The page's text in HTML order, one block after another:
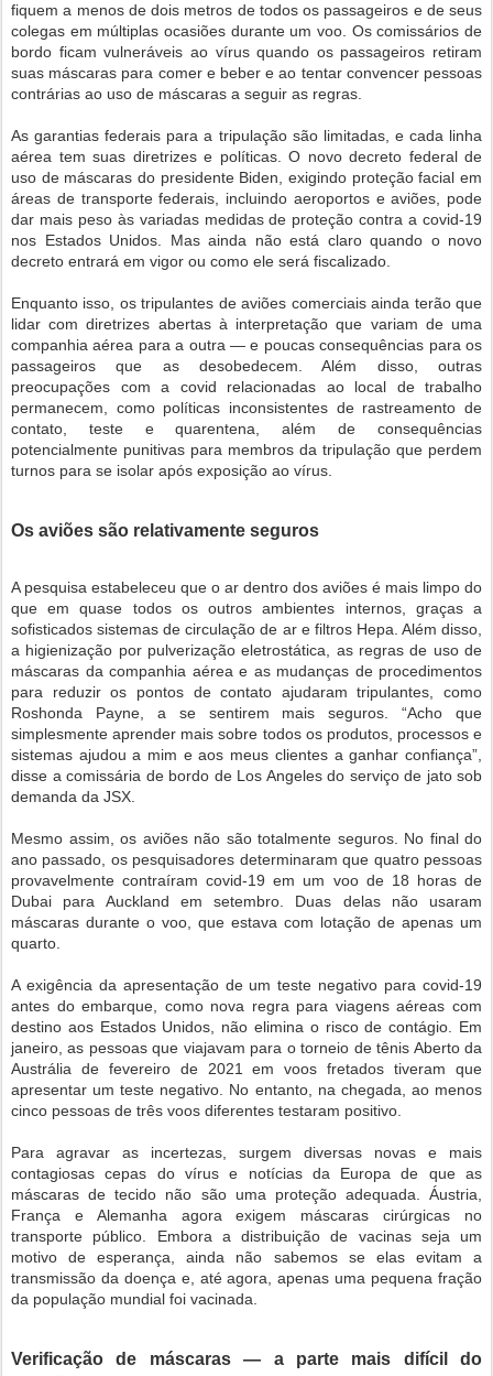
fiquem a menos de dois metros de todos os passageiros e de seus
colegas em múltiplas ocasiões durante um voo. Os comissários de
bordo ficam vulneráveis ao vírus quando os passageiros retiram
suas máscaras para comer e beber e ao tentar convencer pessoas
contrárias ao uso de máscaras a seguir as regras.
As garantias federais para a tripulação são limitadas, e cada linha
aérea tem suas diretrizes e políticas. O novo decreto federal de
uso de máscaras do presidente Biden, exigindo proteção facial em
áreas de transporte federais, incluindo aeroportos e aviões, pode
dar mais peso às variadas medidas de proteção contra a covid-19
nos Estados Unidos. Mas ainda não está claro quando o novo
decreto entrará em vigor ou como ele será fiscalizado.
Enquanto isso, os tripulantes de aviões comerciais ainda terão que
lidar com diretrizes abertas à interpretação que variam de uma
companhia aérea para a outra — e poucas consequências para os
passageiros que as desobedecem. Além disso, outras
preocupações com a covid relacionadas ao local de trabalho
permanecem, como políticas inconsistentes de rastreamento de
contato, teste e quarentena, além de consequências
potencialmente punitivas para membros da tripulação que perdem
turnos para se isolar após exposição ao vírus.
Os aviões são relativamente seguros
A pesquisa estabeleceu que o ar dentro dos aviões é mais limpo do
que em quase todos os outros ambientes internos, graças a
sofisticados sistemas de circulação de ar e filtros Hepa. Além disso,
a higienização por pulverização eletrostática, as regras de uso de
máscaras da companhia aérea e as mudanças de procedimentos
para reduzir os pontos de contato ajudaram tripulantes, como
Roshonda Payne, a se sentirem mais seguros. “Acho que
simplesmente aprender mais sobre todos os produtos, processos e
sistemas ajudou a mim e aos meus clientes a ganhar confiança”,
disse a comissária de bordo de Los Angeles do serviço de jato sob
demanda da JSX.
Mesmo assim, os aviões não são totalmente seguros. No final do
ano passado, os pesquisadores determinaram que quatro pessoas
provavelmente contraíram covid-19 em um voo de 18 horas de
Dubai para Auckland em setembro. Duas delas não usaram
máscaras durante o voo, que estava com lotação de apenas um
quarto.
A exigência da apresentação de um teste negativo para covid-19
antes do embarque, como nova regra para viagens aéreas com
destino aos Estados Unidos, não elimina o risco de contágio. Em
janeiro, as pessoas que viajavam para o torneio de tênis Aberto da
Austrália de fevereiro de 2021 em voos fretados tiveram que
apresentar um teste negativo. No entanto, na chegada, ao menos
cinco pessoas de três voos diferentes testaram positivo.
Para agravar as incertezas, surgem diversas novas e mais
contagiosas cepas do vírus e notícias da Europa de que as
máscaras de tecido não são uma proteção adequada. Áustria,
França e Alemanha agora exigem máscaras cirúrgicas no
transporte público. Embora a distribuição de vacinas seja um
motivo de esperança, ainda não sabemos se elas evitam a
transmissão da doença e, até agora, apenas uma pequena fração
da população mundial foi vacinada.
Verificação de máscaras — a parte mais difícil do